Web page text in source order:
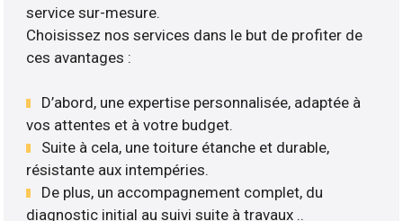
service sur-mesure.
Choisissez nos services dans le but de profiter de
ces avantages :
D’abord, une expertise personnalisée, adaptée à
vos attentes et à votre budget.
Suite à cela, une toiture étanche et durable,
résistante aux intempéries.
De plus, un accompagnement complet, du
diagnostic initial au suivi suite à travaux ..